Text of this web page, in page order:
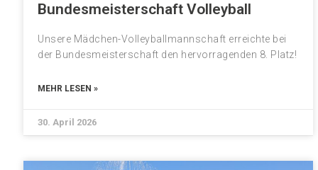
Bundesmeisterschaft Volleyball
Unsere Mädchen-Volleyballmannschaft erreichte bei
der Bundesmeisterschaft den hervorragenden 8. Platz!
MEHR LESEN »
30. April 2026